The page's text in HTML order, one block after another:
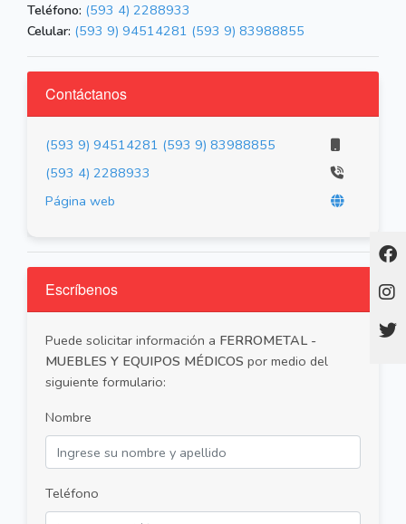
Teléfono: (593 4) 2288933
Celular: (593 9) 94514281 (593 9) 83988855
Contáctanos
(593 9) 94514281 (593 9) 83988855
(593 4) 2288933
Página web
Escríbenos
Puede solicitar información a FERROMETAL -
MUEBLES Y EQUIPOS MÉDICOS por medio del
siguiente formulario:
Nombre
Teléfono